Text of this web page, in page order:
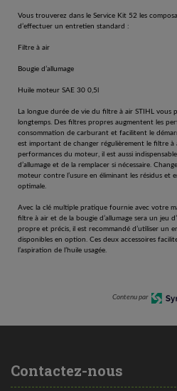
Vous trouverez dans le Service Kit 52 les
d’effectuer un entretien standard :
Filtre à air
Bougie d’allumage
Huile moteur SAE 30 0,5l
La longue durée de vie du filtre à air STIHL vous
longtemps. Des filtres propres augmentent les
consommation de carburant et facilitent le
est important de changer régulièrement le filtre à
performances du moteur, il est aussi
d’allumage et de la remplacer si nécessaire.
moteur contre l’usure en éliminant les résidus et
optimale.
Avec la clé multiple pratique fournie avec votre
filtre à air et de la bougie d’allumage sera un jeu
propre et précis, il est recommandé d’utiliser un
disponibles en option. Ces deux accessoires
l’aspiration de l’huile usagée.
Contenu par
Contactez-nous